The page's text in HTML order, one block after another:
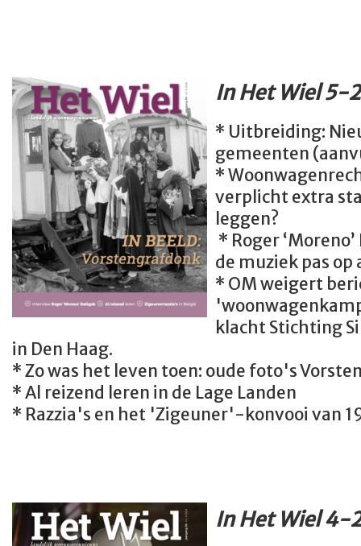
In Het Wiel 5-
* Uitbreiding:
gemeenten
*
verplicht extra
leggen?
* Roger
de muziek pas op
* OM weigert
klacht Stichting
in Den Haag.
* Zo was het leven toen: oude foto's
* Al reizend leren in de Lage Landen
* Razzia's en het 'Zigeuner'-konvooi van
In Het Wiel 4-